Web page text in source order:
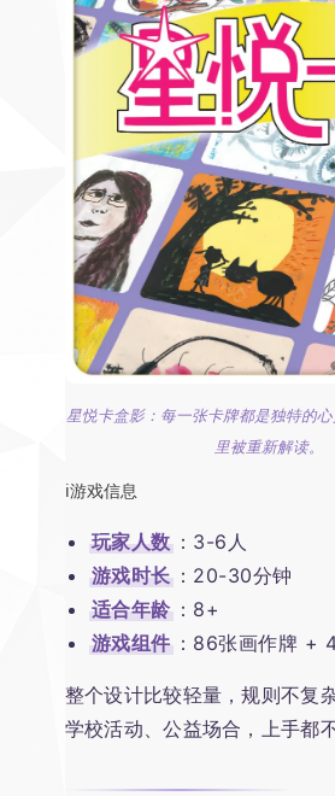
星悦卡盒影：每一张卡牌都是独特的
里被重新解读。
ℹ️游戏信息
玩家人数：3-6人
游戏时长：20-30分钟
适合年龄：8+
游戏组件：86张画作牌 +
整个设计比较轻量，规则不复
学校活动、公益场合，上手都不